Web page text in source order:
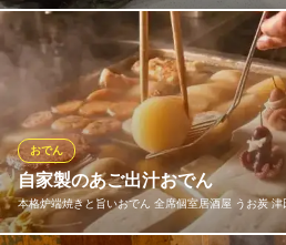
ニュージーランド産のラムのハツのス
ないですよね？とてもジューシーで
てみて下さい。 塩とコショウだけの
みでワサビをつけて食べるのもオス
キッチン ぽん太
ちょい飲み居酒屋
京成本線京成大久保駅 徒歩1分
千葉県習志野市本大久保3-9-4
自家製のあご出汁おでん
本格炉端焼きと旨いおでん 全席個室居酒屋 うお炭 津
おでん